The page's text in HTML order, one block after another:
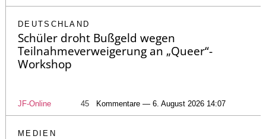
DEUTSCHLAND
Schüler droht Bußgeld wegen
Teilnahmeverweigerung an „Queer“-
Workshop
JF-Online 45 Kommentare — 6. August 2026 14:07
MEDIEN